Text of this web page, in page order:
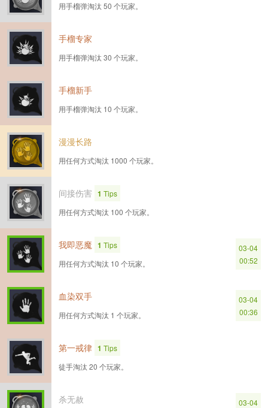
用手榴弹淘汰 50 个玩家。
手榴专家
用手榴弹淘汰 30 个玩家。
手榴新手
用手榴弹淘汰 10 个玩家。
漫漫长路
用任何方式淘汰 1000 个玩家。
间接伤害 1 Tips
用任何方式淘汰 100 个玩家。
我即恶魔 1 Tips
用任何方式淘汰 10 个玩家。
03-04
00:52
血染双手
用任何方式淘汰 1 个玩家。
03-04
00:36
第一戒律 1 Tips
徒手淘汰 20 个玩家。
杀无赦
03-04